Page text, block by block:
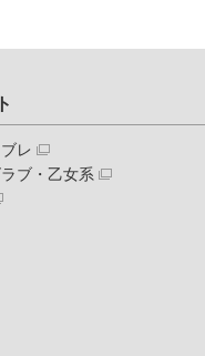
レ
ブ・乙女系